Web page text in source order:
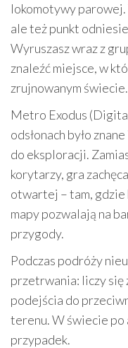
lokomotywy
ale też punkt
Wyruszasz wraz z
znaleźć miejsce, w
zrujnowanym świecie.
Metro Exodus
odsłonach było
do eksploracji.
korytarzy, gra
otwartej – tam, gdzie
mapy pozwalają na
przygody.
Podczas podróży
przetrwania: liczy się
podejścia do
terenu. W świecie po
przypadek.